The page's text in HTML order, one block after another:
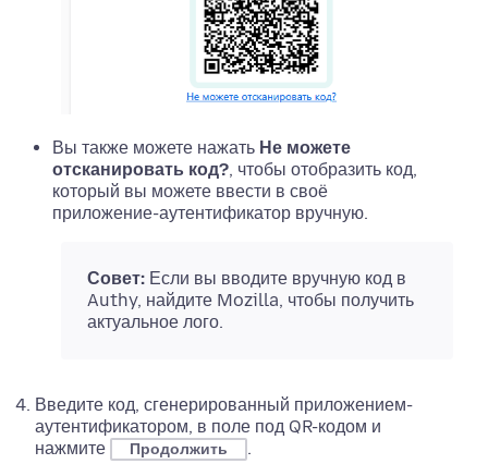
Вы также можете нажать Не можете
отсканировать код?, чтобы отобразить код,
который вы можете ввести в своё
приложение-аутентификатор вручную.
Совет: Если вы вводите вручную код в
Authy, найдите Mozilla, чтобы получить
актуальное лого.
Введите код, сгенерированный приложением-
аутентификатором, в поле под QR-кодом и
нажмите
Продолжить .